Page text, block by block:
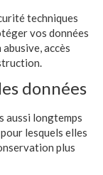
techniques
vos données
accès
données
aussi longtemps
lesquels elles
plus